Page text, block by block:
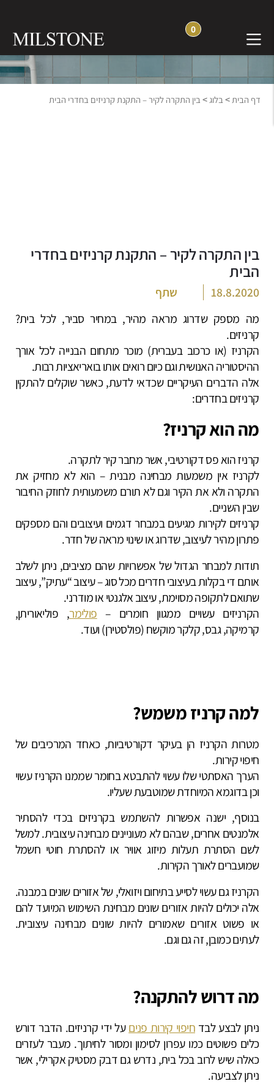
0
בלוג חוויה והשראה
דף הבית> בלוג> בין התקרה לקיר – התקנת קרניזים בחדרי הבית
בין התקרה לקיר – התקנת קרניזים בחדרי
הבית
18.8.2020
שתף
מה מספק שדרוג מראה מהיר, במחיר סביר, לכל בית?
קרניזים.
הקרניז (או כרכוב בעברית) מוכר מתחום הבנייה לכל אורך
ההיסטוריה האנושית וגם כיום רואים אותו בואריאציות רבות.
אלה הדברים העיקריים שכדאי לדעת, כאשר שוקלים להתקין
קרניזים בחדרים:
מה הוא קרניז?
קרניז הוא פס דקורטיבי, אשר מחבר קיר לתקרה.
לקרניז אין משמעות מבחינה מבנית – הוא לא מחזיק את
התקרה ולא את הקיר וגם לא תורם משמעותית לחוזק החיבור
שבין השניים.
קרניזים לקירות מגיעים במבחר דגמים ועיצובים והם מספקים
פתרון מהיר לעיצוב, שדרוג או שינוי מראה של חדר.
תודות למבחר הגדול של אפשרויות שהם מציבים, ניתן לשלב
אותם די בקלות בעיצובי חדרים מכל סוג – עיצוב “עתיק”, עיצוב
שתואם לתקופה מסוימת, עיצוב אלגנטי או מודרני.
הקרניזים עשויים ממגוון חומרים – פולימר, פוליאוריתן,
קרמיקה, גבס, קלקר מוקשח (פולסטירן) ועוד.
למה קרניז משמש?
מטרות הקרניז הן בעיקר דקורטיביות, כאחד המרכיבים של
חיפוי קירות.
הערך האסתטי שלו עשוי להתבטא בחומר שממנו הקרניז עשוי
וכן בדוגמא המיוחדת שמוטבעת שעליו.
בנוסף, ישנה אפשרות להשתמש בקרניזים בכדי להסתיר
אלמנטים אחרים, שבהם לא מעוניינים מבחינה עיצובית. למשל
לשם הסתרת תעלות מיזוג אוויר או להסתרת חוטי חשמל
שמועברים לאורך הקירות.
הקרניז גם עשוי לסייע בתיחום ויזואלי, של אזורים שונים במבנה.
אלה יכולים להיות אזורים שונים מבחינת השימוש המיועד להם
או פשוט אזורים שאמורים להיות שונים מבחינה עיצובית.
לעתים כמובן, זה גם וגם.
מה דרוש להתקנה?
ניתן לבצע לבדחיפוי קירות פניםעל ידי קרניזים. הדבר דורש
כלים פשוטים כמו עפרון לסימון ומסור לחיתוך. מעבר לעזרים
כאלה שיש לרוב בכל בית, נדרש גם דבק מסטיק אקרילי, אשר
ניתן לצביעה.